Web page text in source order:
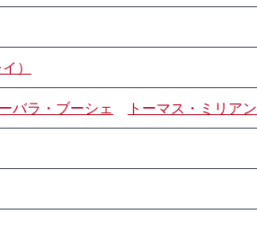
）
バラ・ブーシェ トーマス・ミリアン